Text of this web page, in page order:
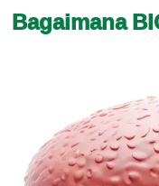
Bagaimana